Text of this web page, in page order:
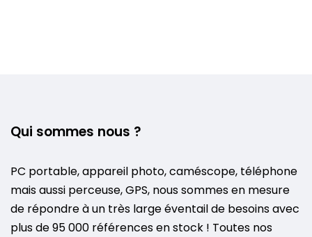
Qui sommes nous ?
PC portable, appareil photo, caméscope, téléphone
mais aussi perceuse, GPS, nous sommes en mesure
de répondre à un très large éventail de besoins avec
plus de 95 000 références en stock ! Toutes nos